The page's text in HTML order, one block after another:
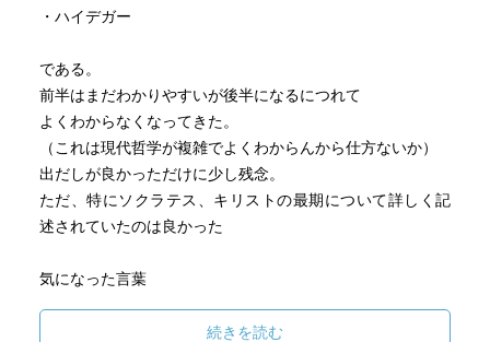
・ハイデガー
である。
前半はまだわかりやすいが後半になるにつれて
よくわからなくなってきた。
（これは現代哲学が複雑でよくわからんから仕方ないか）
出だしが良かっただけに少し残念。
ただ、特にソクラテス、キリストの最期について詳しく記
述されていたのは良かった
気になった言葉
・愛知者は身体との関わり合いの中から、自分の霊魂をで
続きを読む